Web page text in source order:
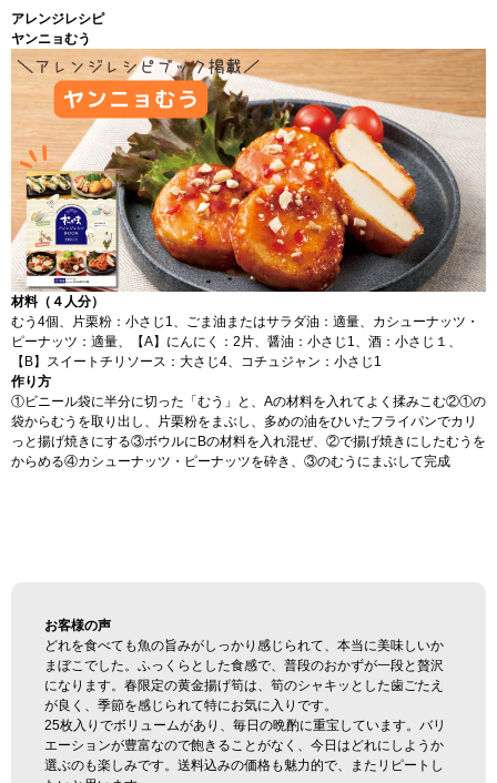
アレンジレシピ
ヤンニョむう
材料（４人分）
むう4個、片栗粉：小さじ1、ごま油またはサラダ油：適量、カシューナッツ・
ピーナッツ：適量、【A】にんにく：2片、醤油：小さじ1、酒：小さじ１、
【B】スイートチリソース：大さじ4、コチュジャン：小さじ1
作り方
①ビニール袋に半分に切った「むう」と、Aの材料を入れてよく揉みこむ②①の
袋からむうを取り出し、片栗粉をまぶし、多めの油をひいたフライパンでカリ
っと揚げ焼きにする③ボウルにBの材料を入れ混ぜ、②で揚げ焼きにしたむうを
からめる④カシューナッツ・ピーナッツを砕き、③のむうにまぶして完成
お客様の声
どれを食べても魚の旨みがしっかり感じられて、本当に美味しいか
まぼこでした。ふっくらとした食感で、普段のおかずが一段と贅沢
になります。春限定の黄金揚げ筍は、筍のシャキッとした歯ごたえ
が良く、季節を感じられて特にお気に入りです。
25枚入りでボリュームがあり、毎日の晩酌に重宝しています。バリ
エーションが豊富なので飽きることがなく、今日はどれにしようか
選ぶのも楽しみです。送料込みの価格も魅力的で、またリピートし